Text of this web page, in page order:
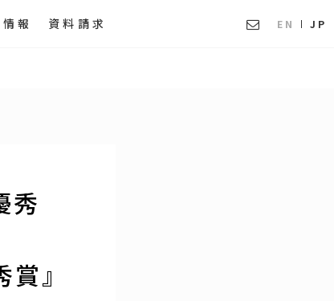
報 資料請求 EN JP
秀
』